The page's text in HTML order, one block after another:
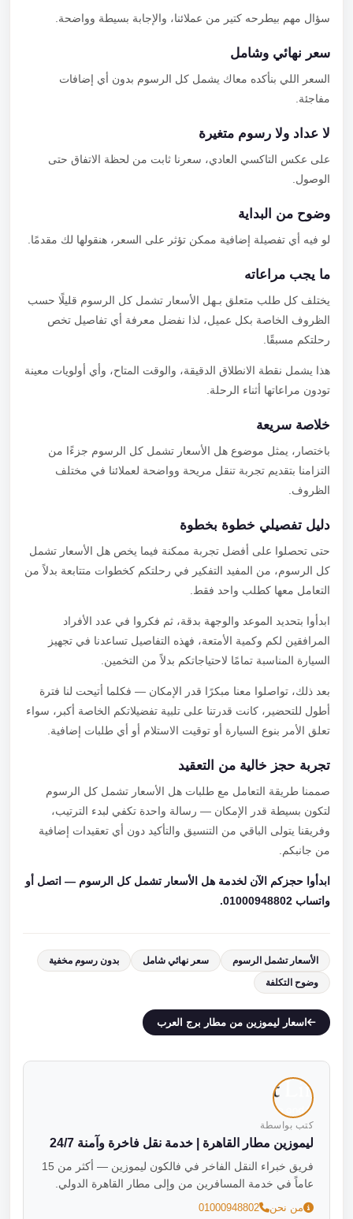
سؤال مهم بيطرحه كتير من عملائنا، والإجابة بسيطة وواضحة.
سعر نهائي وشامل
السعر اللي بنأكده معاك يشمل كل الرسوم بدون أي إضافات
مفاجئة.
لا عداد ولا رسوم متغيرة
على عكس التاكسي العادي، سعرنا ثابت من لحظة الاتفاق حتى
الوصول.
وضوح من البداية
لو فيه أي تفصيلة إضافية ممكن تؤثر على السعر، هنقولها لك مقدمًا.
ما يجب مراعاته
يختلف كل طلب متعلق بـهل الأسعار تشمل كل الرسوم قليلًا حسب
الظروف الخاصة بكل عميل، لذا نفضل معرفة أي تفاصيل تخص
رحلتكم مسبقًا.
هذا يشمل نقطة الانطلاق الدقيقة، والوقت المتاح، وأي أولويات معينة
تودون مراعاتها أثناء الرحلة.
خلاصة سريعة
باختصار، يمثل موضوع هل الأسعار تشمل كل الرسوم جزءًا من
التزامنا بتقديم تجربة تنقل مريحة وواضحة لعملائنا في مختلف
الظروف.
دليل تفصيلي خطوة بخطوة
حتى تحصلوا على أفضل تجربة ممكنة فيما يخص هل الأسعار تشمل
كل الرسوم، من المفيد التفكير في رحلتكم كخطوات متتابعة بدلاً من
التعامل معها كطلب واحد فقط.
ابدأوا بتحديد الموعد والوجهة بدقة، ثم فكروا في عدد الأفراد
المرافقين لكم وكمية الأمتعة، فهذه التفاصيل تساعدنا في تجهيز
السيارة المناسبة تمامًا لاحتياجاتكم بدلاً من التخمين.
بعد ذلك، تواصلوا معنا مبكرًا قدر الإمكان — فكلما أتيحت لنا فترة
أطول للتحضير، كانت قدرتنا على تلبية تفضيلاتكم الخاصة أكبر، سواء
تعلق الأمر بنوع السيارة أو توقيت الاستلام أو أي طلبات إضافية.
تجربة حجز خالية من التعقيد
صممنا طريقة التعامل مع طلبات هل الأسعار تشمل كل الرسوم
لتكون بسيطة قدر الإمكان — رسالة واحدة تكفي لبدء الترتيب،
وفريقنا يتولى الباقي من التنسيق والتأكيد دون أي تعقيدات إضافية
من جانبكم.
ابدأوا حجزكم الآن لخدمة هل الأسعار تشمل كل الرسوم — اتصل أو
واتساب 01000948802.
الأسعار تشمل الرسوم سعر نهائي شامل
بدون رسوم مخفية
وضوح التكلفة
اسعار ليموزين من مطار برج العرب
كتب بواسطة
ليموزين مطار القاهرة | خدمة نقل فاخرة وآمنة 24/7
فريق خبراء النقل الفاخر في فالكون ليموزين — أكثر من 15
عاماً في خدمة المسافرين من وإلى مطار القاهرة الدولي.
من نحن 01000948802